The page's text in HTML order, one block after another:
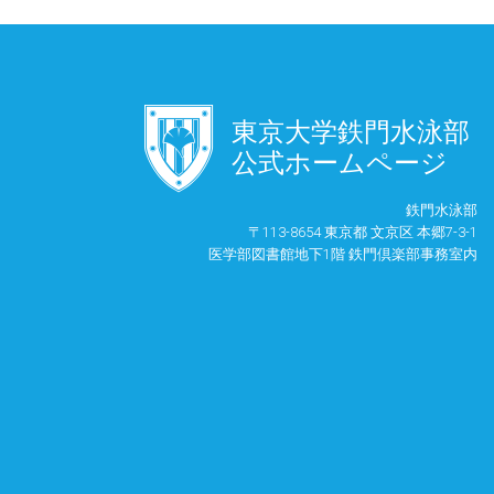
󿾱
東京大学鉄門水泳部
公式ホームページ
鉄門水泳部
〒113-8654 東京都 文京区 本郷7-3-1
医学部図書館地下1階 鉄門倶楽部事務室内